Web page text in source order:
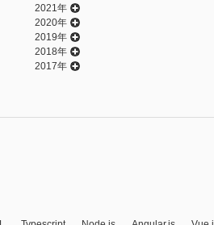
2021年
2020年
2019年
2018年
2017年